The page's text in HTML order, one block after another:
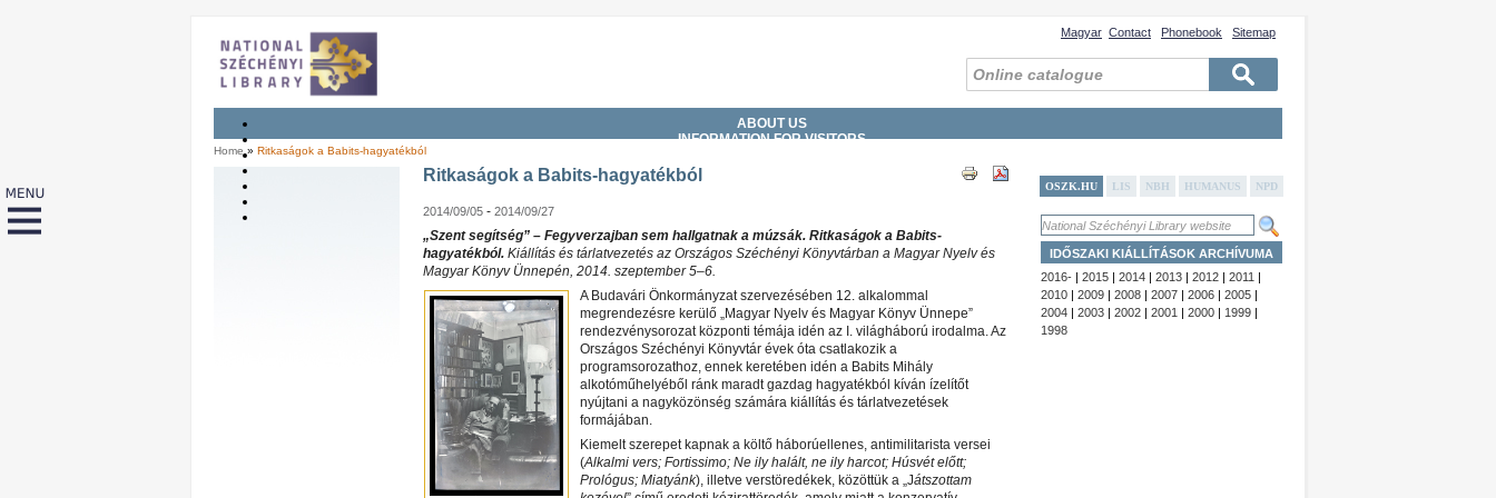
Contact Phonebook Sitemap
Magyar
ABOUT US
INFORMATION FOR VISITORS
CATALOGUES, DATABASES
Home » Ritkaságok a Babits-hagyatékból
Ritkaságok a Babits-hagyatékból
2014/09/05 - 2014/09/27
„Szent segítség” – Fegyverzajban sem hallgatnak a múzsák. Ritkaságok a Babits-
hagyatékból. Kiállítás és tárlatvezetés az Országos Széchényi Könyvtárban a Magyar Nyelv és
Magyar Könyv Ünnepén, 2014. szeptember 5–6.
A Budavári Önkormányzat szervezésében 12. alkalommal
megrendezésre kerülő „Magyar Nyelv és Magyar Könyv Ünnepe”
rendezvénysorozat központi témája idén az I. világháború irodalma. Az
Országos Széchényi Könyvtár évek óta csatlakozik a
programsorozathoz, ennek keretében idén a Babits Mihály
alkotóműhelyéből ránk maradt gazdag hagyatékból kíván ízelítőt
nyújtani a nagyközönség számára kiállítás és tárlatvezetések
formájában.
Kiemelt szerepet kapnak a költő háborúellenes, antimilitarista versei
(Alkalmi vers; Fortissimo; Ne ily halált, ne ily harcot; Húsvét előtt;
Prológus; Miatyánk), illetve verstöredékek, közöttük a „Játszottam
OSZK.HU LIS NBH HUMANUS NPD
IDŐSZAKI KIÁLLÍTÁSOK ARCHÍVUMA
2016- | 2015 | 2014 | 2013 | 2012 | 2011 |
2010 | 2009 | 2008 | 2007 | 2006 | 2005 |
2004 | 2003 | 2002 | 2001 | 2000 | 1999 |
1998